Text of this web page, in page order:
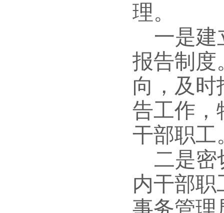
理。
一是建
报告制度
向，及时
告工作，
干部职工
二是密
内干部职